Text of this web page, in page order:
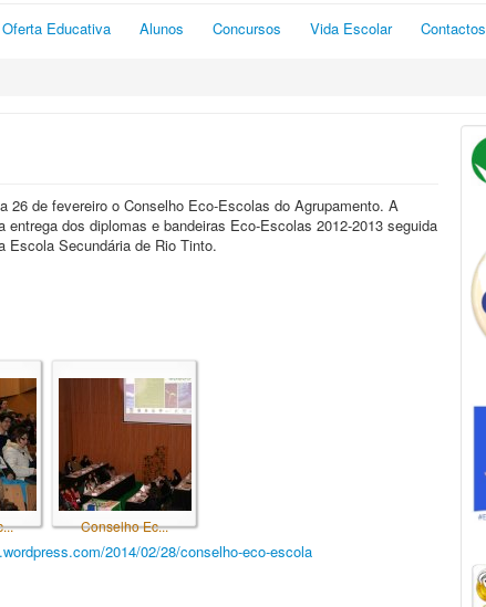
Oferta Educativa Alunos Concursos Vida Escolar Contactos
26 de fevereiro o Conselho Eco-Escolas do Agrupamento. A
entrega dos diplomas e bandeiras Eco-Escolas 2012-2013 seguida
Escola Secundária de Rio Tinto.
Conselho Ec...
2014/02/28/conselho-eco-escola